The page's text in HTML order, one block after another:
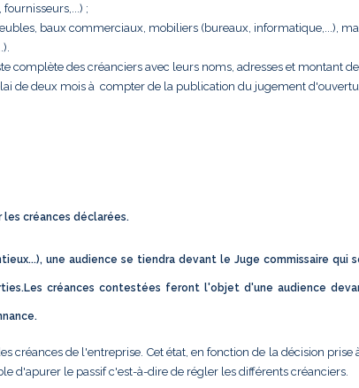
;
baux commerciaux, mobiliers (bureaux, informatique,...),
complète des créanciers avec leurs noms, adresses et montant
de deux mois à compter de la publication du jugement
créances déclarées.
une audience se tiendra devant le Juge commissaire qui
créances contestées feront l'objet d'une audience
créances de l'entreprise. Cet état, en fonction de la décision prise
d'apurer le passif c'est-à-dire de régler les différents créanciers.